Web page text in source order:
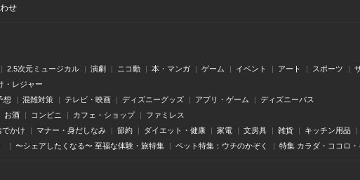
せ
2.5次元ミュージカル 演劇 ニコ動 本・マンガ ゲーム イベント アート スポーツ
・レジャー
想 混雑対策 テレビ・映画 ディズニーグッズ アプリ・ゲーム ディズニーパス
お酒 コンビニ カフェ・ショップ ファミレス
でかけ マナー・身だしなみ 節約 ダイエット・健康 家電 文房具 雑貨 キッチン用品
〜シェアしたくなる〜 至福な体験・旅特集 ペット特集：ウチのかぞく 特集 カラダ・ココロ・